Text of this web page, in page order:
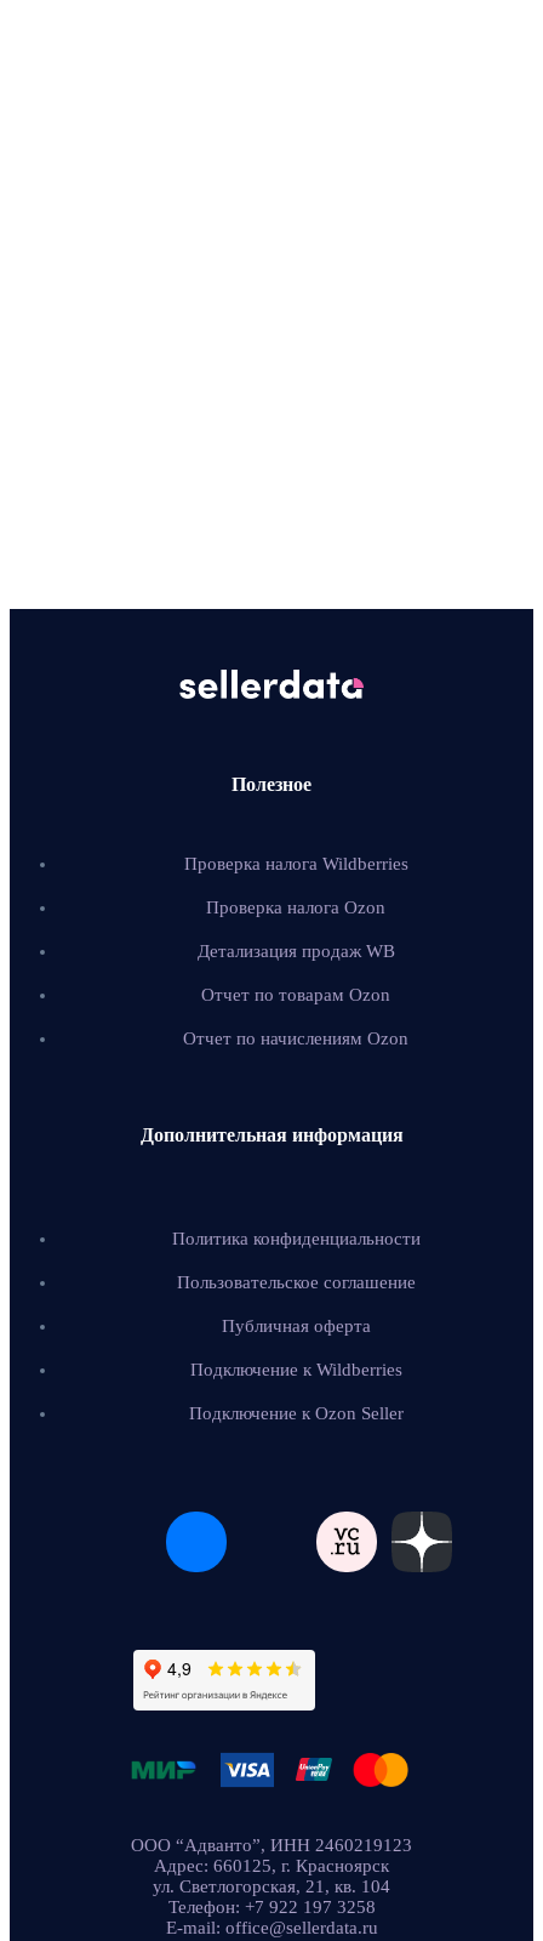
Полезное
Проверка налога Wildberries
Проверка налога Ozon
Детализация продаж WB
Отчет по товарам Ozon
Отчет по начислениям Ozon
Дополнительная информация
Политика конфиденциальности
Пользовательское соглашение
Публичная оферта
Подключение к Wildberries
Подключение к Ozon Seller
ООО “Адванто”, ИНН 2460219123
Адрес: 660125, г. Красноярск
ул. Светлогорская, 21, кв. 104
Телефон: +7 922 197 3258
E-mail: office@sellerdata.ru